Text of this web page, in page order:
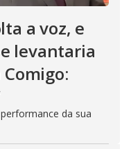
a voz, e
levantaria
da sua